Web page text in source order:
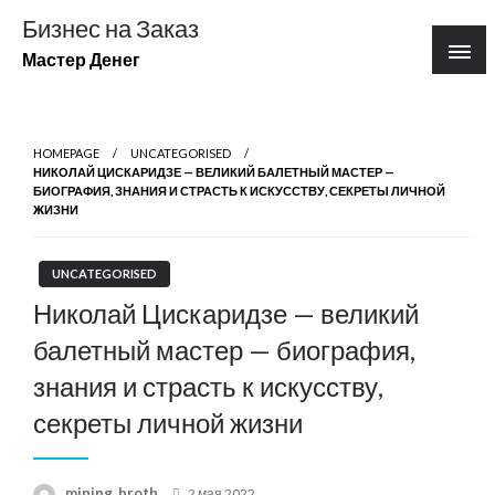
содержимому
Бизнес на Заказ
Мастер Денег
HOMEPAGE
UNCATEGORISED
НИКОЛАЙ ЦИСКАРИДЗЕ — ВЕЛИКИЙ БАЛЕТНЫЙ МАСТЕР —
БИОГРАФИЯ, ЗНАНИЯ И СТРАСТЬ К ИСКУССТВУ, СЕКРЕТЫ ЛИЧНОЙ
ЖИЗНИ
UNCATEGORISED
Николай Цискаридзе — великий
балетный мастер — биография,
знания и страсть к искусству,
секреты личной жизни
Posted